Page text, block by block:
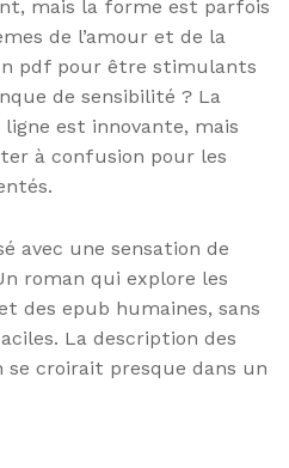
mais la forme est parfois
de l’amour et de la
pdf pour être stimulants
de sensibilité ? La
est innovante, mais
à confusion pour les
avec une sensation de
roman qui explore les
des epub humaines, sans
La description des
se croirait presque dans un